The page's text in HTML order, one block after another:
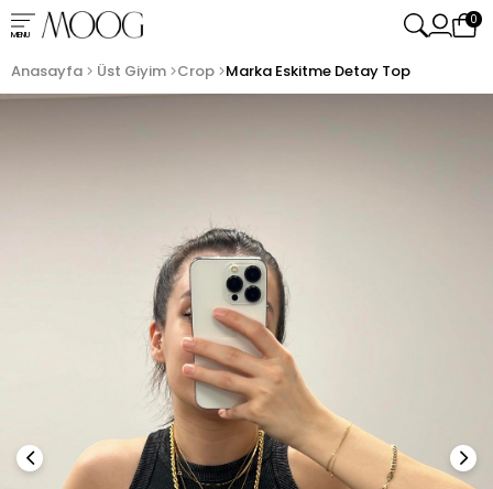
MENU
0
Anasayfa Üst Giyim Crop Marka Eskitme Detay Top